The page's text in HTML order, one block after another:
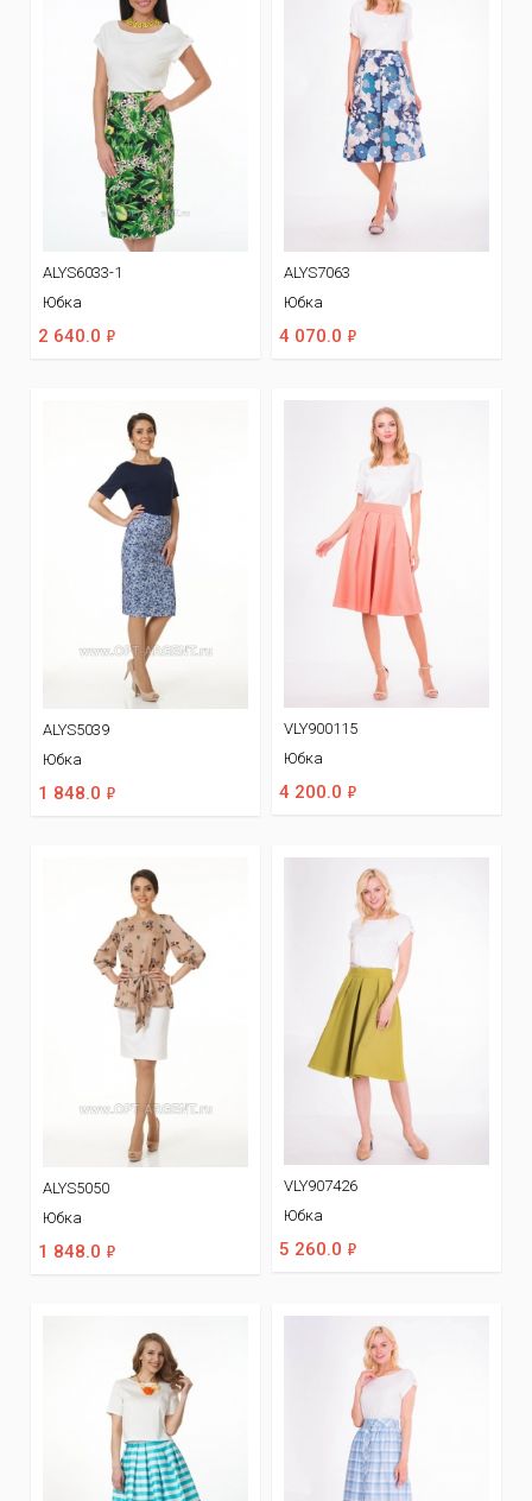
ALYS6033-1
Юбка
2 640.0 ф
ALYS7063
Юбка
4 070.0 ф
ALYS5039
Юбка
1 848.0 ф
VLY900115
Юбка
4 200.0 ф
ALYS5050
Юбка
1 848.0 ф
VLY907426
Юбка
5 260.0 ф